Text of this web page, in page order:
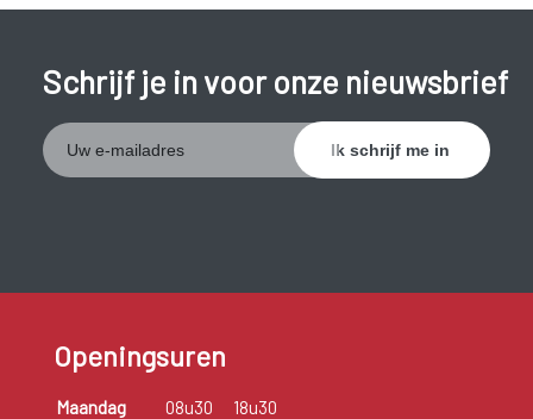
Schrijf je in voor onze nieuwsbrief
Openingsuren
Maandag 08u30
18u30